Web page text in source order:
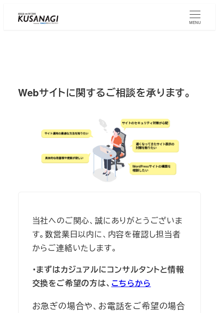
Skip
MENU
Webサイトに関するご相談を承ります。
当社へのご関心、誠にありがとうございま
す。数営業日以内に、内容を確認し担当者
からご連絡いたします。
・まずはカジュアルにコンサルタントと情報
交換をご希望の方は、 こちらから
お急ぎの場合や、お電話をご希望の場合